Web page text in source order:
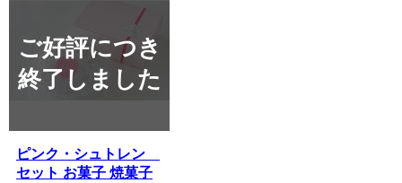
ご好評につき
終了しました
ピンク・シュトレン
セット お菓子 焼菓子